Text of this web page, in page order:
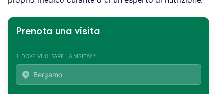
Prenota una visita
1. DOVE VUOI FARE LA VISITA? *